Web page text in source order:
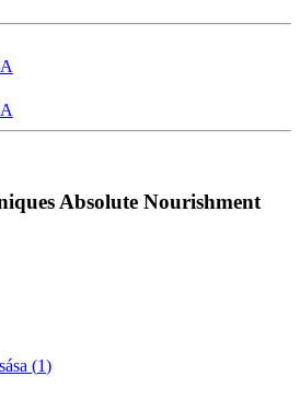
Absolute Nourishment
(1)